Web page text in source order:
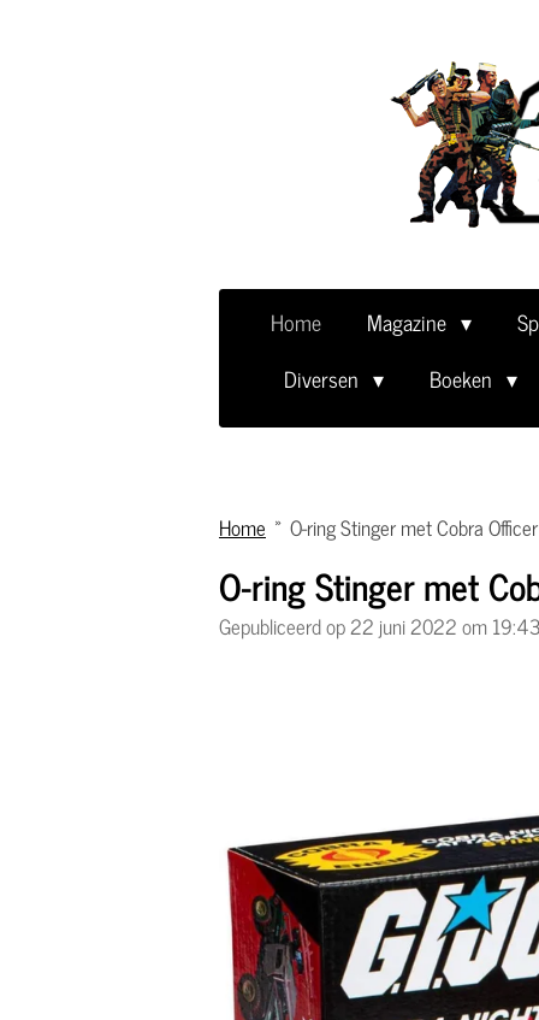
Home Magazine
Diversen
Boeken
Home » O-ring Stinger met Cobra Officer
O-ring Stinger met
Gepubliceerd op 22 juni 2022 om